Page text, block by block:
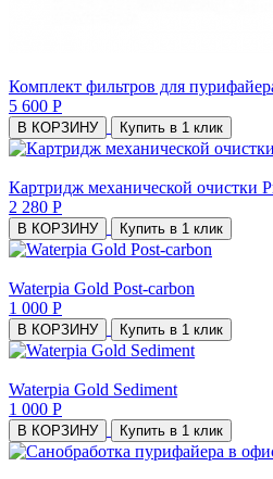
Комплект фильтров для
5 600 Р
В КОРЗИНУ Купить в 1 клик
Картридж механической очистки
2 280 Р
В КОРЗИНУ Купить в 1 клик
Waterpia Gold Post-carbon
1 000 Р
В КОРЗИНУ Купить в 1 клик
Waterpia Gold Sediment
1 000 Р
В КОРЗИНУ Купить в 1 клик